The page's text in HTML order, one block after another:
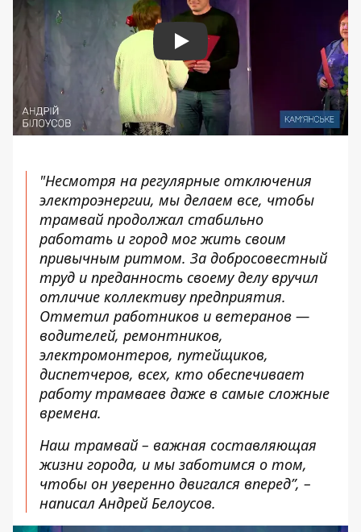
Play
"Несмотря на регулярные отключения
электроэнергии, мы делаем все, чтобы
трамвай продолжал стабильно
работать и город мог жить своим
привычным ритмом. За добросовестный
труд и преданность своему делу вручил
отличие коллективу предприятия.
Отметил работников и ветеранов —
водителей, ремонтников,
электромонтеров, путейщиков,
диспетчеров, всех, кто обеспечивает
работу трамваев даже в самые сложные
времена.
Наш трамвай – важная составляющая
жизни города, и мы заботимся о том,
чтобы он уверенно двигался вперед”, –
написал Андрей Белоусов.